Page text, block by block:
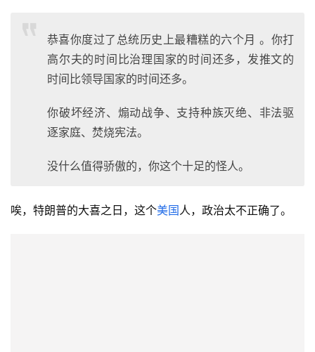
恭喜你度过了总统历史上最糟糕的六个月 。你打
高尔夫的时间比治理国家的时间还多，发推文的
时间比领导国家的时间还多。
你破坏经济、煽动战争、支持种族灭绝、非法驱
逐家庭、焚烧宪法。
没什么值得骄傲的，你这个十足的怪人。
唉，特朗普的大喜之日，这个美国人，政治太不正确了。